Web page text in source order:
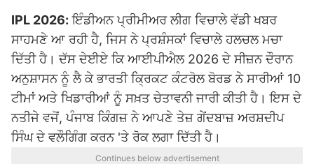
IPL 2026: ਇੰਡੀਅਨ ਪ੍ਰੀਮੀਅਰ ਲੀਗ ਵਿਚਾਲੇ ਵੱਡੀ ਖਬਰ
ਸਾਹਮਣੇ ਆ ਰਹੀ ਹੈ, ਜਿਸ ਨੇ ਪ੍ਰਸ਼ੰਸਕਾਂ ਵਿਚਾਲੇ ਹਲਚਲ ਮਚਾ
ਦਿੱਤੀ ਹੈ। ਦੱਸ ਦੇਈਏ ਕਿ ਆਈਪੀਐਲ 2026 ਦੇ ਸੀਜ਼ਨ ਦੌਰਾਨ
ਅਨੁਸ਼ਾਸਨ ਨੂੰ ਲੈ ਕੇ ਭਾਰਤੀ ਕ੍ਰਿਕਟ ਕੰਟਰੋਲ ਬੋਰਡ ਨੇ ਸਾਰੀਆਂ 10
ਟੀਮਾਂ ਅਤੇ ਖਿਡਾਰੀਆਂ ਨੂੰ ਸਖ਼ਤ ਚੇਤਾਵਨੀ ਜਾਰੀ ਕੀਤੀ ਹੈ। ਇਸ ਦੇ
ਨਤੀਜੇ ਵਜੋਂ, ਪੰਜਾਬ ਕਿੰਗਜ਼ ਨੇ ਆਪਣੇ ਤੇਜ਼ ਗੇਂਦਬਾਜ਼ ਅਰਸ਼ਦੀਪ
ਸਿੰਘ ਦੇ ਵਲੌਗਿੰਗ ਕਰਨ 'ਤੇ ਰੋਕ ਲਗਾ ਦਿੱਤੀ ਹੈ।
Continues below advertisement